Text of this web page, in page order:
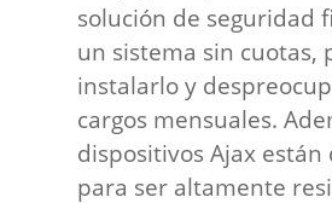
solución de seguridad
un sistema sin cuotas,
instalarlo y
cargos mensuales.
dispositivos Ajax están
para ser altamente